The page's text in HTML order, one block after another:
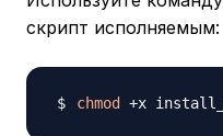
скрипт исполняемым:
chmod